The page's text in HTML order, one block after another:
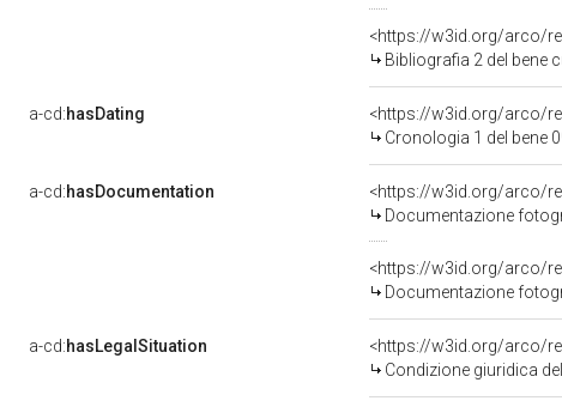
<https://w3id.org/arco/
Bibliografia 2 del bene
a-cd:hasDating
<https://w3id.org/arco/
Cronologia 1 del bene
a-cd:hasDocumentation
<https://w3id.org/arco/
Documentazione
<https://w3id.org/arco/
Documentazione
a-cd:hasLegalSituation
<https://w3id.org/arco/
Condizione giuridica